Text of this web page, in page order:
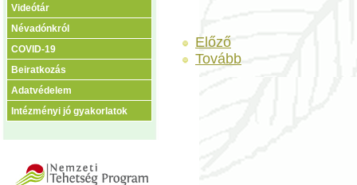
Videótár
Névadónkról
COVID-19
Beiratkozás
Adatvédelem
Intézményi jó gyakorlatok
Előző
Tovább